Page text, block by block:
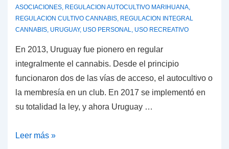
ASOCIACIONES, REGULACION AUTOCULTIVO MARIHUANA,
REGULACION CULTIVO CANNABIS, REGULACION INTEGRAL
CANNABIS, URUGUAY, USO PERSONAL, USO RECREATIVO
En 2013, Uruguay fue pionero en regular
integralmente el cannabis. Desde el principio
funcionaron dos de las vías de acceso, el autocultivo o
la membresía en un club. En 2017 se implementó en
su totalidad la ley, y ahora Uruguay …
Uruguay
Leer más »